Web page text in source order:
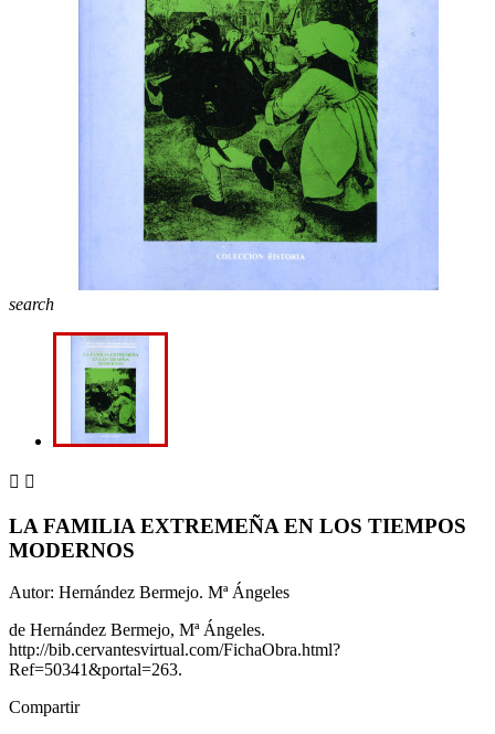
search
 
LA FAMILIA EXTREMEÑA EN LOS TIEMPOS
MODERNOS
Autor: Hernández Bermejo. Mª Ángeles
de Hernández Bermejo, Mª Ángeles.
http://bib.cervantesvirtual.com/FichaObra.html?
Ref=50341&portal=263.
Compartir